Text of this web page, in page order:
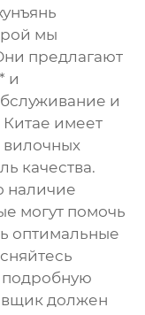
мы
предлагают
и
и
Китае имеет
вилочных
качества.
наличие
могут помочь
оптимальные
подробную
должен